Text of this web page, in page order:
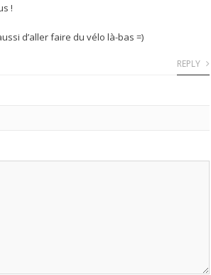
!
d’aller faire du vélo là-bas =)
REPLY